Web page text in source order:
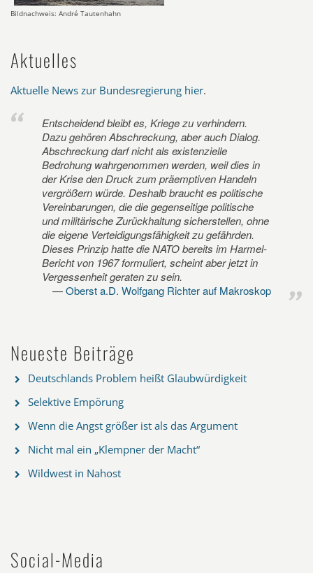
Bildnachweis: André Tautenhahn
Aktuelles
Aktuelle News zur Bundesregierung hier.
Entscheidend bleibt es, Kriege zu verhindern.
Dazu gehören Abschreckung, aber auch Dialog.
Abschreckung darf nicht als existenzielle
Bedrohung wahrgenommen werden, weil dies in
der Krise den Druck zum präemptiven Handeln
vergrößern würde. Deshalb braucht es politische
Vereinbarungen, die die gegenseitige politische
und militärische Zurückhaltung sicherstellen, ohne
die eigene Verteidigungsfähigkeit zu gefährden.
Dieses Prinzip hatte die NATO bereits im Harmel-
Bericht von 1967 formuliert, scheint aber jetzt in
Vergessenheit geraten zu sein.
Oberst a.D. Wolfgang Richter auf Makroskop
Neueste Beiträge
Deutschlands Problem heißt Glaubwürdigkeit
Selektive Empörung
Wenn die Angst größer ist als das Argument
Nicht mal ein „Klempner der Macht“
Wildwest in Nahost
Social-Media